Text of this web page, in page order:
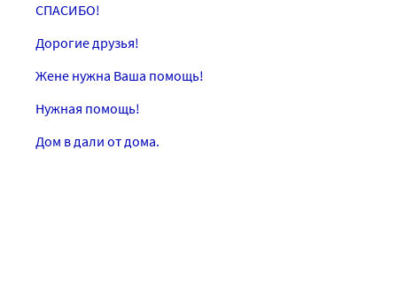
СПАСИБО!
Дорогие друзья!
Жене нужна Ваша помощь!
Нужная помощь!
Дом в дали от дома.